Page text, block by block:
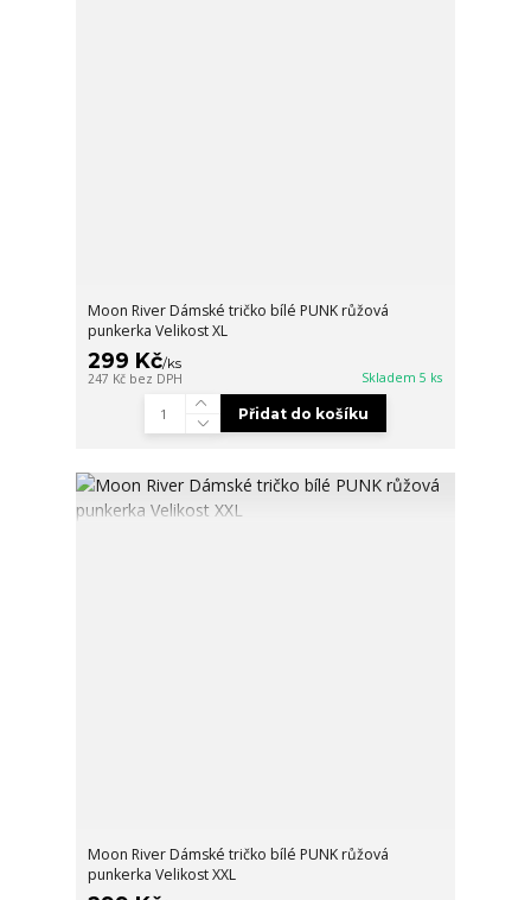
Moon River Dámské tričko bílé PUNK růžová
punkerka Velikost XL
299 Kč/ks
247 Kč bez DPH Skladem 5 ks
Přidat do košíku
Moon River Dámské tričko bílé PUNK růžová
punkerka Velikost XXL